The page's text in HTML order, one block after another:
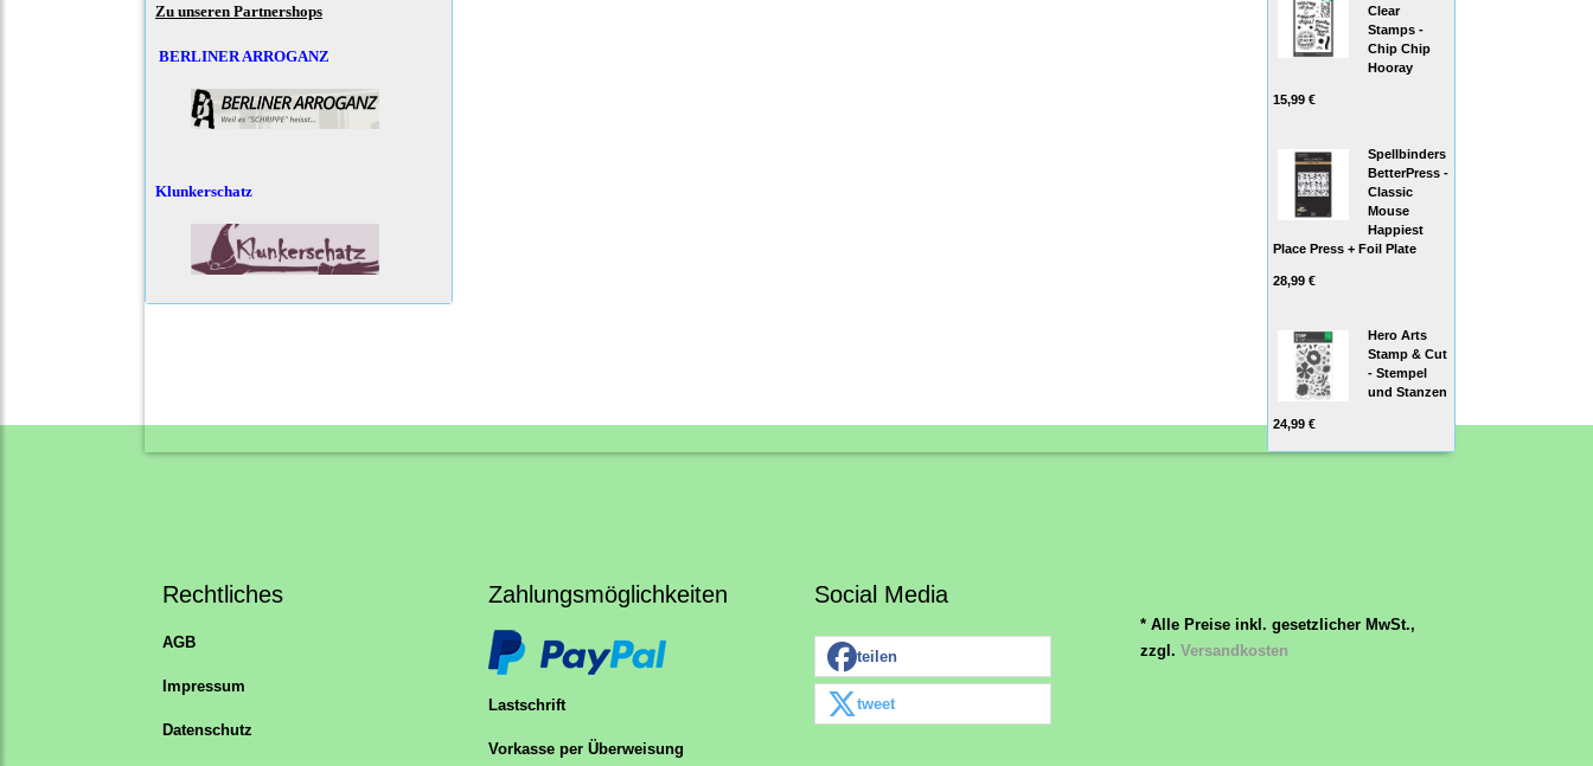
Zu unseren Partnershops
BERLINER ARROGANZ
Klunkerschatz
Clear
Stamps -
Chip Chip
Hooray
15,99 €
Spellbinders
BetterPress -
Classic
Mouse
Happiest
Place Press + Foil Plate
28,99 €
Hero Arts
Stamp & Cut
- Stempel
und Stanzen
24,99 €
Rechtliches
AGB
Impressum
Datenschutz
Zahlungsmöglichkeiten
Lastschrift
Vorkasse per Überweisung
Social Media
teilen
tweet
* Alle Preise inkl. gesetzlicher MwSt.,
zzgl. Versandkosten